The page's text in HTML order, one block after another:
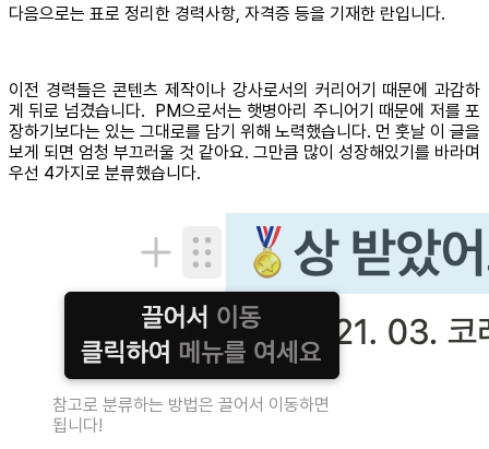
다음으로는 표로 정리한 경력사항, 자격증 등을 기재한 란입니다.
이전 경력들은 콘텐츠 제작이나 강사로서의 커리어기 때문에 과감하
게 뒤로 넘겼습니다. PM으로서는 햇병아리 주니어기 때문에 저를 포
장하기보다는 있는 그대로를 담기 위해 노력했습니다. 먼 훗날 이 글을
보게 되면 엄청 부끄러울 것 같아요. 그만큼 많이 성장해있기를 바라며
우선 4가지로 분류했습니다.
참고로 분류하는 방법은 끌어서 이동하면
됩니다!